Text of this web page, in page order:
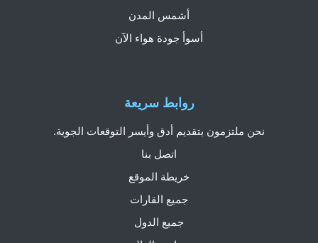
روابط سريعة
نحن ملتزمون بتقديم أدق وأيسر التوقعات الجوية.
اتصل بنا
خريطة الموقع
جميع القارات
جميع الدول
أشمس المدن
أسوأ جودة هواء الآن